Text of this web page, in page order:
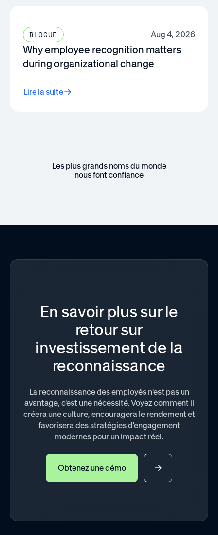
BLOGUE Aug 4, 2026
Why employee recognition matters
during organizational change
Lire la suite
Les plus grands noms du monde
nous font confiance
En savoir plus sur le
retour sur
investissement de la
reconnaissance
La reconnaissance des employés n'est pas un
avantage, c'est une nécessité. Voyez comment il
créera une culture, encouragera le rendement et
favorisera des stratégies d'engagement
modernes pour un impact réel.
Obtenez une démo